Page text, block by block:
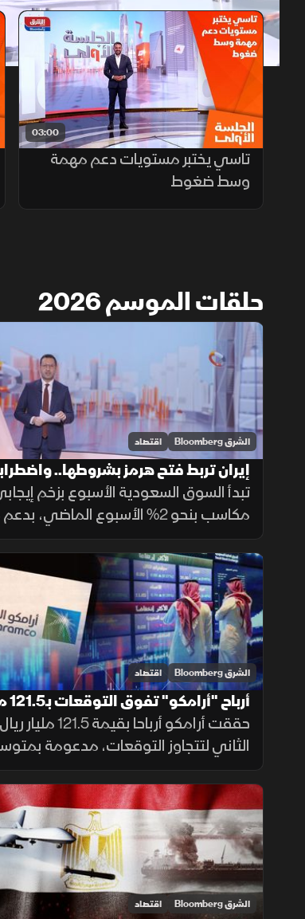
1x auto
03:00
تاسي يختبر مستويات دعم مهمة
وسط ضغوط
حلقات الموسم 2026
الشرق Bloomberg اقتصاد
إيران تربط فتح هرمز بشروطها..
سلاسل الإمداد تضغط على أرباح
سعودية
تبدأ السوق السعودية الأسبوع بزخم
مكاسب بنحو 2% الأسبوع الماضي،
تحسن شهية المخاطرة، فيما تضغط
سلاسل الإمداد على أرباح شركات
تربط فتح مضيق هرمز بشروطها.
الشرق Bloomberg اقتصاد
ريال.. وترفع "تاسي" فوق 10800 نقطة
حققت أرامكو أرباحا بقيمة
الثاني لتتجاوز التوقعات، مدعومة
نفط عند 108 دولارات. بينما واصل
النفطي بالسعودية نموه للشهر الرابع
الطلب القوي.
الشرق Bloomberg اقتصاد